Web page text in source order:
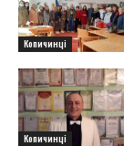
Копичинці
Копичинці